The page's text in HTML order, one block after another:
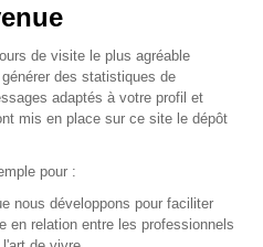
produits
du site
SAFI
de visite le plus agréable
des statistiques de
adaptés à votre profil et
mis en place sur ce site le dépôt
pour :
nous développons pour faciliter
en relation entre les professionnels